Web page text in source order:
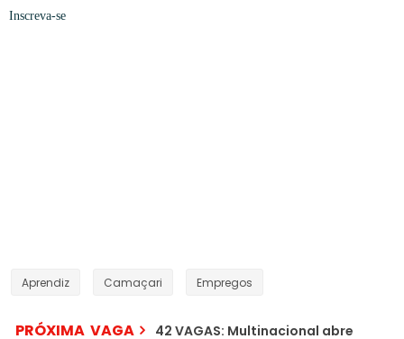
Inscreva-se
Aprendiz Camaçari Empregos
PRÓXIMA VAGA 42 VAGAS: Multinacional abre